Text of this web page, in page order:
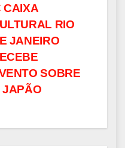
CAIXA
RIO
JANEIRO
SOBRE
JAPÃO